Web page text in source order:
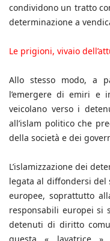
condividono un tratto
determinazione a
Le prigioni, vivaio
Allo stesso modo, a
l’emergere di emiri e
veicolano verso i
all’islam politico che
della società e dei
L’islamizzazione dei
legata al diffondersi
europee, soprattutto
responsabili europei si
detenuti di diritto